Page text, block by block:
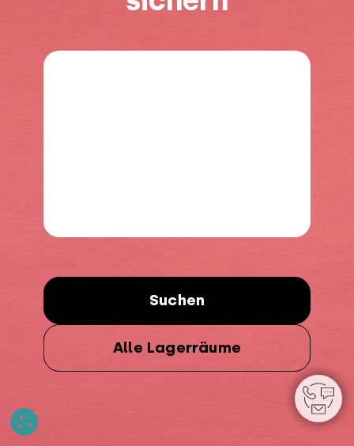
Suchen
Alle Lagerräume